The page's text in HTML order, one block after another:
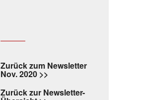
Zurück zum Newsletter
Nov. 2020 >>
Zurück zur Newsletter-